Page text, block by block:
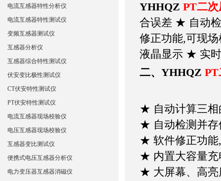
YHHQZ PT二
合误差 ★ 自动
修正功能,可现
液晶显示 ★ 实
二、YHHQZ PT
★ 自动计算三相
★ 自动检测并存
★ 软件修正功能
★ 内置大容量充
★ 大屏幕、高亮
电流互感器特性分析仪
电流互感器特性测试仪
变频互感器测试仪
互感器分析仪
互感器综合特性测试仪
伏安变比极性测试仪
CT伏安特性测试仪
PT伏安特性测试仪
电流互感器现场校验仪
电压互感器现场校验仪
互感器变比测试仪
便携式电压互感器分析仪
电力变压器互感器消磁仪